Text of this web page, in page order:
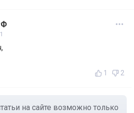
1 2
на сайте возможно только